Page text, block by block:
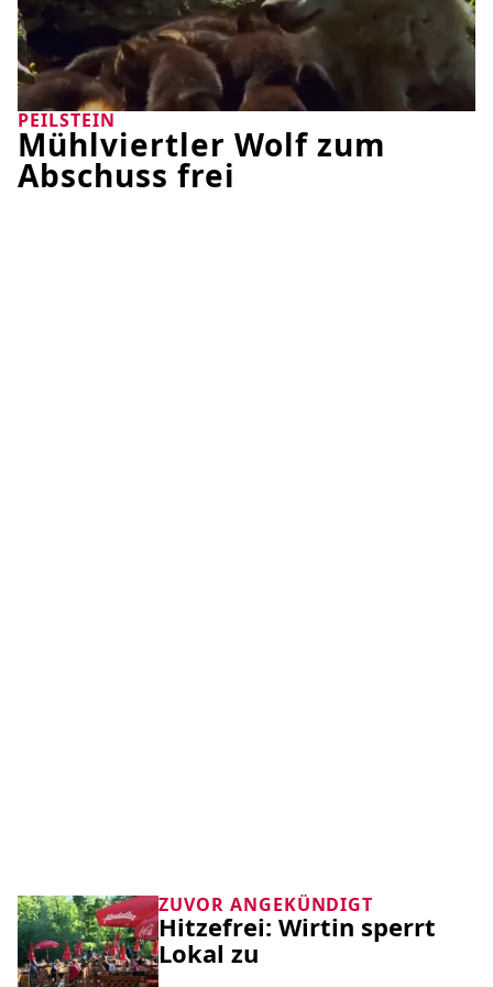
PEILSTEIN
Mühlviertler Wolf zum
Abschuss frei
ZUVOR ANGEKÜNDIGT
Hitzefrei: Wirtin sperrt
Lokal zu